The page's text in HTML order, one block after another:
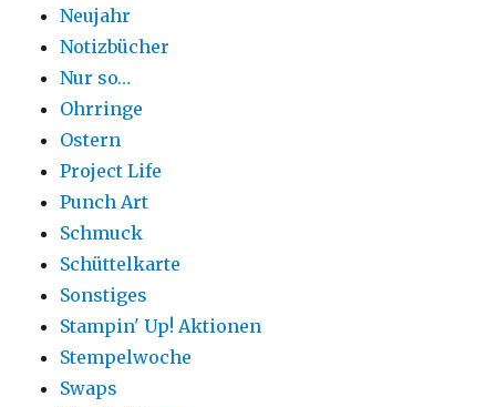
Neujahr
Notizbücher
Nur so…
Ohrringe
Ostern
Project Life
Punch Art
Schmuck
Schüttelkarte
Sonstiges
Stampin' Up! Aktionen
Stempelwoche
Swaps